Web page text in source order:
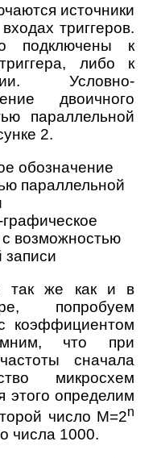
источники
триггеров.
подключены к
либо к
Условно-
двоичного
параллельной
2.
возможностью
записи
так же как и в
попробуем
коэффициентом
что при
сначала
микросхем
этого определим
число M=2n
числа 1000.